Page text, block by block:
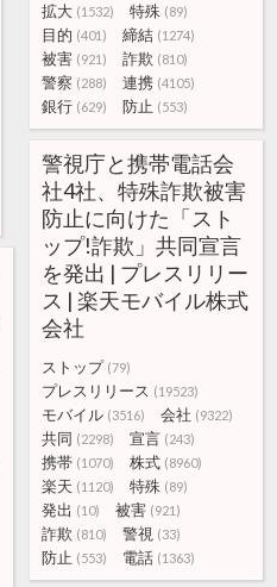
拡大 (1532) 特殊 (89)
目的 (401) 締結 (1274)
被害 (921) 詐欺 (810)
警察 (288) 連携 (4105)
銀行 (629) 防止 (553)
警視庁と携帯電話会
社4社、特殊詐欺被害
防止に向けた「スト
ップ!詐欺」共同宣言
を発出 | プレスリリー
ス | 楽天モバイル株式
会社
ストップ (79)
プレスリリース (19523)
モバイル (3516) 会社 (9322)
共同 (2298) 宣言 (243)
携帯 (1070) 株式 (8960)
楽天 (1120) 特殊 (89)
発出 (10) 被害 (921)
詐欺 (810) 警視 (33)
防止 (553) 電話 (1363)